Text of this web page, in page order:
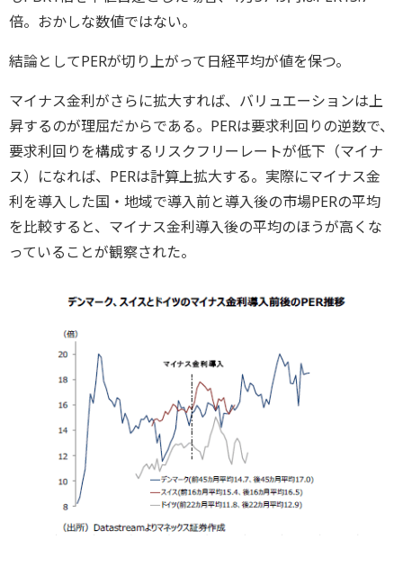
倍。おかしな数値ではない。
結論としてPERが切り上がって日経平均が値を保つ。
マイナス金利がさらに拡大すれば、バリュエーションは上
昇するのが理屈だからである。PERは要求利回りの逆数で、
要求利回りを構成するリスクフリーレートが低下（マイナ
ス）になれば、PERは計算上拡大する。実際にマイナス金
利を導入した国・地域で導入前と導入後の市場PERの平均
を比較すると、マイナス金利導入後の平均のほうが高くな
っていることが観察された。